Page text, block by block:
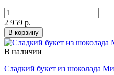
2 959 р.
В корзину
В наличии
Сладкий букет из шоколада